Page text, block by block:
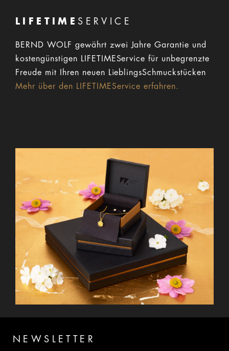
LIFETIME SERVICE
BERND WOLF gewährt zwei Jahre Garantie und
kostengünstigen LIFETIMEService für unbegrenzte
Freude mit Ihren neuen LieblingsSchmuckstücken
Mehr über den LIFETIMEService erfahren.
NEWSLETTER